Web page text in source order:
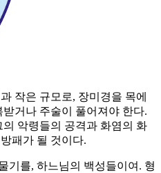
작은 규모로, 장미경을 목에
거나 주술이 풀어져야 한다.
악령들의 공격과 화염의 화
패가 될 것이다.
기를, 하느님의 백성들이여. 형